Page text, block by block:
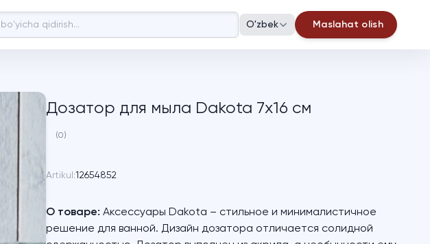
O'zbek Maslahat olish
Дозатор для мыла Dakota 7х16 см
(0)
Artikul:12654852
О товаре: Аксессуары Dakota – стильное и минималистичное
решение для ванной. Дизайн дозатора отличается солидной